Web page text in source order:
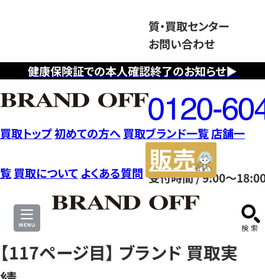
健康保険証での本人確認終了のお知らせ▶
質・買取センター
お問い合わせ
フ
リ
ー
ダ
イ
ヤ
ル
0120604117
受付時間 / 9:00～
買取トップ初めての方へ 買取ブランド一覧店舗一
覧 買取について よくある質問
サ
【117ページ目】 ブランド 買取実